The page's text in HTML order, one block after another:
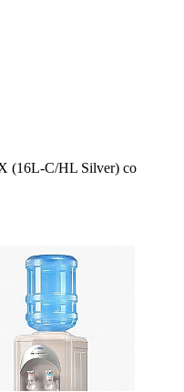
(16L-C/HL Silver) со